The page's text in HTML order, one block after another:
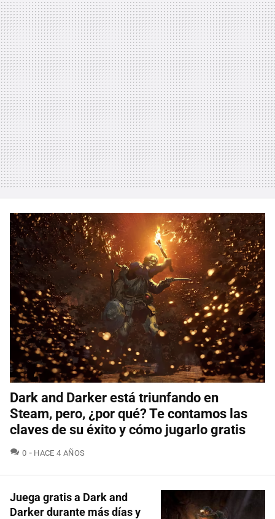
Dark and Darker está triunfando en
Steam, pero, ¿por qué? Te contamos las
claves de su éxito y cómo jugarlo gratis
0 COMENTARIOS
HACE 4 AÑOS
Juega gratis a Dark and
Darker durante más días y